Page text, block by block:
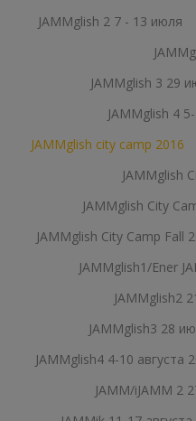
JAMMglish 2 7 - 13 июля
JAMMglish 3 29
JAMMglish 4
JAMMglish city camp 2016
JAMMglish
JAMMglish City
JAMMglish City Camp Fall
JAMMglish1/Ener
JAMMglish2
JAMMglish3 28
JAMMglish4 4-10 августа
JAMM/iJAMM 2